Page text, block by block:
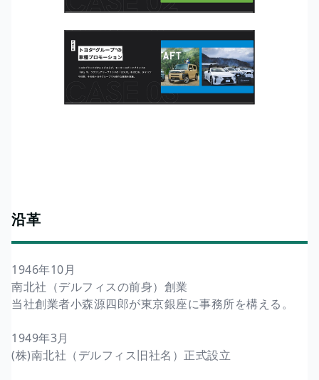
沿革
1946年10月
南北社（デルフィスの前身）創業
当社創業者小森源四郎が東京銀座に事務所を構える。
1949年3月
(株)南北社（デルフィス旧社名）正式設立